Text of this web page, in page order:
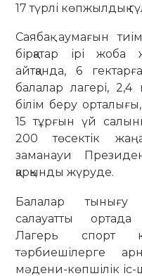
17 түрлі көпжылдық
Саябақ аумағын
бірқатар ірі
айтқанда, 6
балалар лагері, 2,4
білім беру
15 тұрғын үй
200 төсектік
заманауи
қарқынды жүруде.
Балалар тынығу
салауатты
Лагерь спорт
тәрбиешілерге
мәдени-көпшілік